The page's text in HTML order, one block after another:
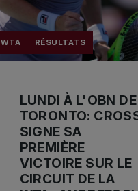
WTA RÉSULTATS
LUNDI À L'OBN DE
TORONTO:
SIGNE SA
PREMIÈRE
VICTOIRE SUR LE
CIRCUIT DE LA